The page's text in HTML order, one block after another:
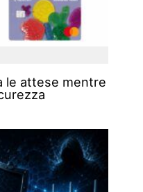
le attese mentre